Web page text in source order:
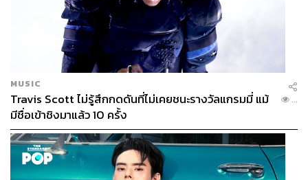
MUSIC
Travis Scott ไม่รู้สึกกดดันที่ไม่เคยชนะรางวัลแกรมมี่ แม้
มีชื่อเข้าชิงมาแล้ว 10 ครั้ง
...